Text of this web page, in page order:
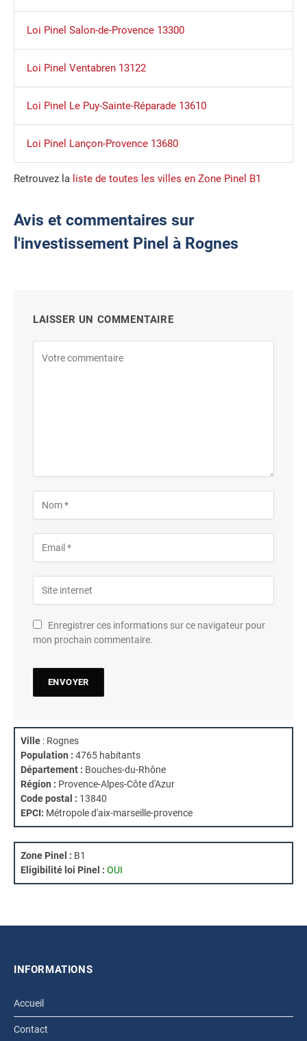
Loi Pinel Salon-de-Provence 13300
Loi Pinel Ventabren 13122
Loi Pinel Le Puy-Sainte-Réparade 13610
Loi Pinel Lançon-Provence 13680
Retrouvez la liste de toutes les villes en Zone Pinel B1
Avis et commentaires sur
l'investissement Pinel à Rognes
LAISSER UN COMMENTAIRE
Enregistrer ces informations sur ce navigateur pour
mon prochain commentaire.
Ville : Rognes
Population : 4765 habitants
Département : Bouches-du-Rhône
Région : Provence-Alpes-Côte d'Azur
Code postal : 13840
EPCI: Métropole d'aix-marseille-provence
Zone Pinel : B1
Eligibilité loi Pinel : OUI
INFORMATIONS
Accueil
Contact